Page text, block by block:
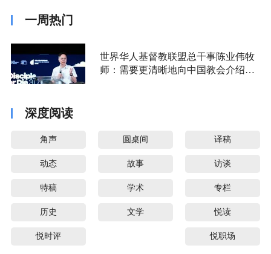
一周热门
世界华人基督教联盟总干事陈业伟牧
师：需要更清晰地向中国教会介绍福
深度阅读
角声 圆桌间 译稿
动态 故事 访谈
特稿 学术 专栏
历史 文学 悦读
悦时评 悦职场